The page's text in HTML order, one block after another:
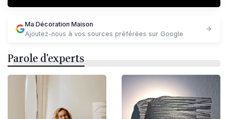
Ma Décoration Maison
Ajoutez-nous à vos sources préférées sur Google
Parole d'experts